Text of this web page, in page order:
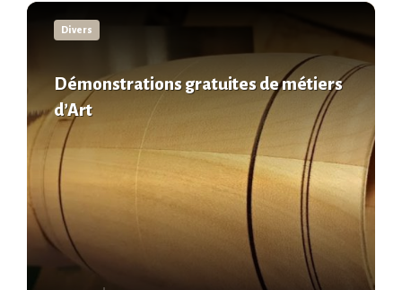
Divers
Démonstrations gratuites de métiers
d’Art
En
savoir